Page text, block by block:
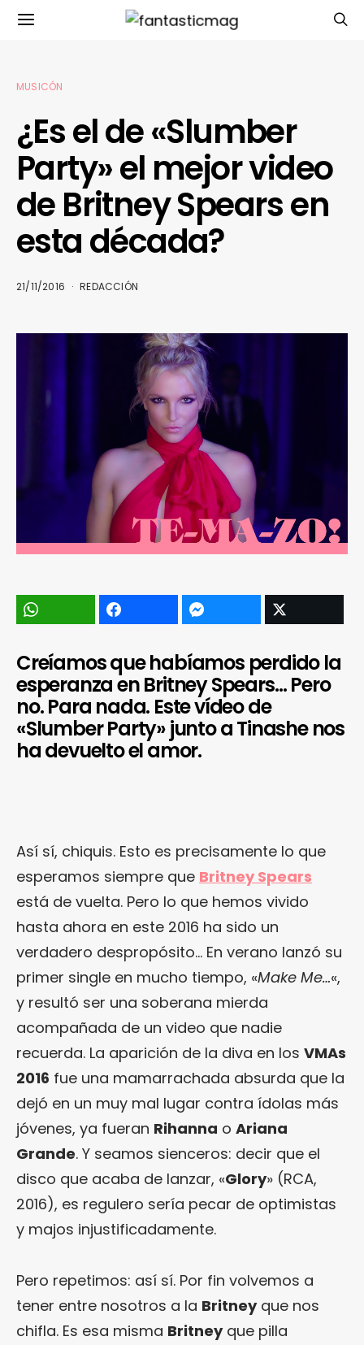
MUSICÓN
¿Es el de «Slumber
Party» el mejor video
de Britney Spears en
esta década?
21/11/2016 REDACCIÓN
Creíamos que habíamos perdido la
esperanza en Britney Spears… Pero
no. Para nada. Este vídeo de
«Slumber Party» junto a Tinashe nos
ha devuelto el amor.
Así sí, chiquis. Esto es precisamente lo que
esperamos siempre que Britney Spears
está de vuelta. Pero lo que hemos vivido
hasta ahora en este 2016 ha sido un
verdadero despropósito… En verano lanzó su
primer single en mucho tiempo, «Make Me…«,
y resultó ser una soberana mierda
acompañada de un video que nadie
recuerda. La aparición de la diva en los VMAs
2016 fue una mamarrachada absurda que la
dejó en un muy mal lugar contra ídolas más
jóvenes, ya fueran Rihanna o Ariana
Grande. Y seamos sienceros: decir que el
disco que acaba de lanzar, «Glory» (RCA,
2016), es regulero sería pecar de optimistas
y majos injustificadamente.
Pero repetimos: así sí. Por fin volvemos a
tener entre nosotros a la Britneyque nos
chifla. Es esa misma Britneyque pilla